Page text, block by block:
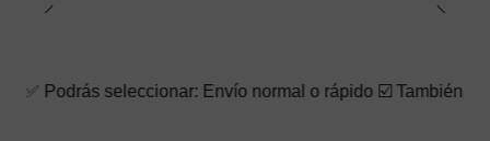
Envío normal o rápido ☑️ También puedes